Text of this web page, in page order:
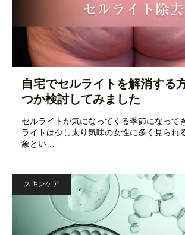
自宅でセルライトを解消する
つか検討してみました
セルライトが気になってくる季節になって
ライトは少し太り気味の女性に多く見られ
象とい…
スキンケア